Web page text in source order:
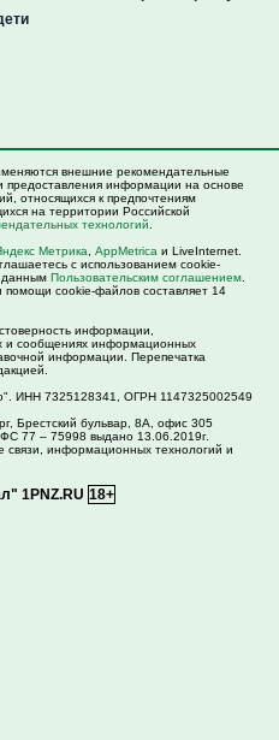
внешние рекомендательные
информации на основе
относящихся к предпочтениям
на территории Российской
технологий
Метрика AppMetrica и LiveInternet.
с использованием cookie-
данным Пользовательским соглашением
помощи cookie-файлов составляет 14
информации,
и сообщениях информационных
информации. Перепечатка
ИНН 7325128341, ОГРН 1147325002549
Брестский бульвар, 8А, офис 305
77 – 75998 выдано 13.06.2019г.
информационных технологий и
1PNZ.RU 18+